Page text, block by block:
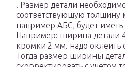
. Размер детали
соответствующую толщину
например АБС, будет
Например: ширина детали
кромки 2 мм. надо оклеить
Тогда размер ширины